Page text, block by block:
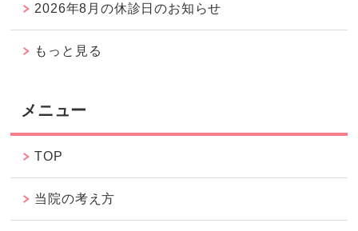
2026年8月の休診日のお知らせ
もっと見る
メニュー
TOP
当院の考え方